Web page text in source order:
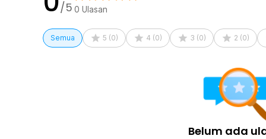
/5 0 Ulasan
Semua 5 (0) 4 (0) 3 (0) 2 (0)
Belum ada